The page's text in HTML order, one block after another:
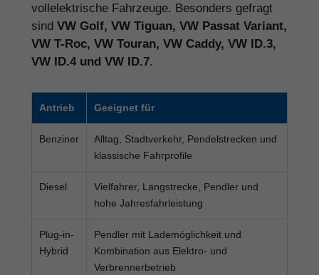
vollelektrische Fahrzeuge. Besonders gefragt
sind VW Golf, VW Tiguan, VW Passat Variant,
VW T-Roc, VW Touran, VW Caddy, VW ID.3,
VW ID.4 und VW ID.7.
Antrieb Geeignet für
Benziner
Alltag, Stadtverkehr, Pendelstrecken und
klassische Fahrprofile
Diesel
Vielfahrer, Langstrecke, Pendler und
hohe Jahresfahrleistung
Plug-in-
Hybrid
Pendler mit Lademöglichkeit und
Kombination aus Elektro- und
Verbrennerbetrieb